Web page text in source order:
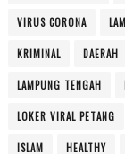
VIRUS CORONA
KRIMINAL DAERAH
LAMPUNG TENGAH
LOKER VIRAL PETANG
ISLAM HEALTHY